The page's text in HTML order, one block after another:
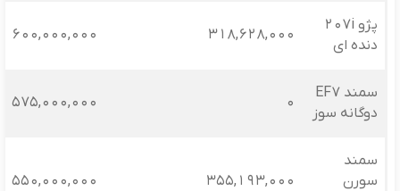
پژو 207i
دنده‌ ای
318,628,000
600,000,000
سمند EF7
دوگانه سوز
0
575,000,000
سمند
سورن
355,193,000
550,000,000